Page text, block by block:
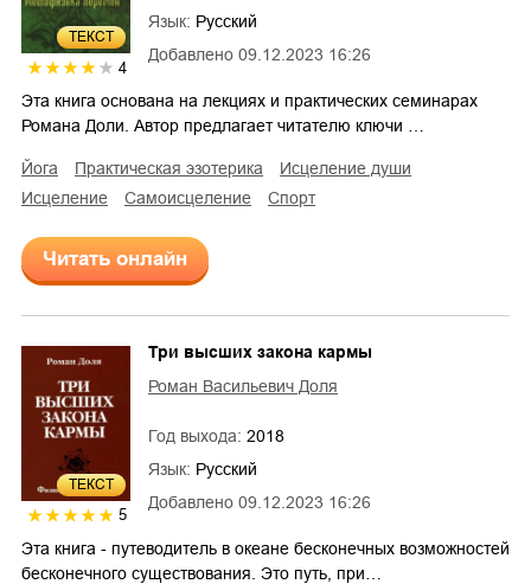
ТЕКСТ
4
Добавлено 09.12.2023 16:26
Язык: Русский
Эта книга основана на лекциях и практических семинарах
Романа Доли. Автор предлагает читателю ключи …
йога практическая эзотерика
исцеление души
исцеление
самоисцеление спорт
Читать онлайн
ТЕКСТ
5
Добавлено 09.12.2023 16:26
Три высших закона кармы
Роман Васильевич Доля
Год выхода: 2018
Язык: Русский
Эта книга - путеводитель в океане бесконечных возможностей
бесконечного существования. Это путь, при…